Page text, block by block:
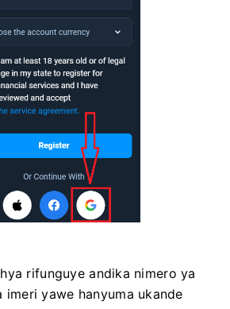
rifunguye andika nimero ya
yawe hanyuma ukande